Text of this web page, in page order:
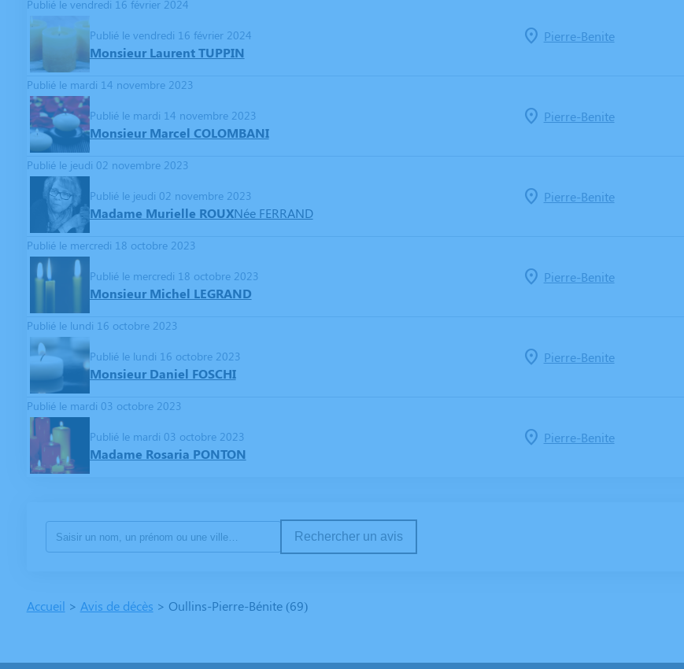
Publié le vendredi 16 février 2024
Publié le vendredi 16 février 2024
Monsieur Laurent TUPPIN
Pierre-Benite
Publié le mardi 14 novembre 2023
Publié le mardi 14 novembre 2023
Monsieur Marcel COLOMBANI
Pierre-Benite
Publié le jeudi 02 novembre 2023
Publié le jeudi 02 novembre 2023
Madame Murielle ROUXNée FERRAND
Pierre-Benite
Publié le mercredi 18 octobre 2023
Publié le mercredi 18 octobre 2023
Monsieur Michel LEGRAND
Pierre-Benite
Publié le lundi 16 octobre 2023
Publié le lundi 16 octobre 2023
Monsieur Daniel FOSCHI
Pierre-Benite
Publié le mardi 03 octobre 2023
Publié le mardi 03 octobre 2023
Madame Rosaria PONTON
Pierre-Benite
Rechercher un avis
Accueil > Avis de décès > Oullins-Pierre-Bénite (69)